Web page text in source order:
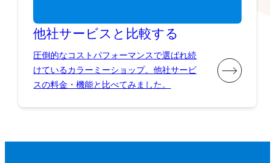
他社サービスと比較する
圧倒的なコストパフォーマンスで選ばれ続
けているカラーミーショップ。他社サービ
スの料金・機能と比べてみました。